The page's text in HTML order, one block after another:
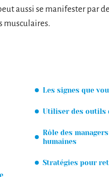
aussi se manifester par
musculaires.
Les signes que
Utiliser des outils
Rôle des
humaines
Stratégies pour